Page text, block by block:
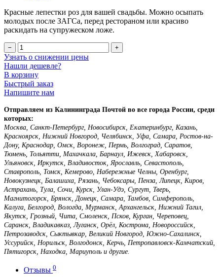
Красные лепестки роз для вашей свадьбы. Можно осыпать
молодых после ЗАГСа, перед рестораном или красиво
раскидать на супружеском ложе.
− +
Узнать о снижении цены
Нашли дешевле?
В корзину
Быстрый заказ
Напишите нам
Отправляем из Калининграда Почтой во все города России, среди
которых:
Москва, Санкт-Петербург, Новосибирск, Екатеринбург, Казань,
Красноярск, Нижний Новгород, Челябинск, Уфа, Самара, Ростов-на-
Дону, Краснодар, Омск, Воронеж, Пермь, Волгоград, Саратов,
Тюмень, Тольятти, Махачкала, Барнаул, Ижевск, Хабаровск,
Ульяновск, Иркутск, Владивосток, Ярославль, Севастополь,
Ставрополь, Томск, Кемерово, Набережные Челны, Оренбург,
Новокузнецк, Балашиха, Рязань, Чебоксары, Пенза, Липецк, Киров,
Астрахань, Тула, Сочи, Курск, Улан-Удэ, Сургут, Тверь,
Магнитогорск, Брянск, Донецк, Самара, Тамбов, Симферополь,
Калуга, Белгород, Вологда, Мурманск, Архангельск, Нижний Тагил,
Якутск, Грозный, Чита, Смоленск, Псков, Курган, Череповец,
Саранск, Владикавказ, Луганск, Орёл, Кострома, Новороссийск,
Петрозаводск, Сыктывкар, Великий Новгород, Южно-Сахалинск,
Уссурийск, Норильск, Волгодонск, Керчь, Петропавловск-Камчатский,
Пятигорск, Находка, Мариуполь и другие.
Отзывы 0